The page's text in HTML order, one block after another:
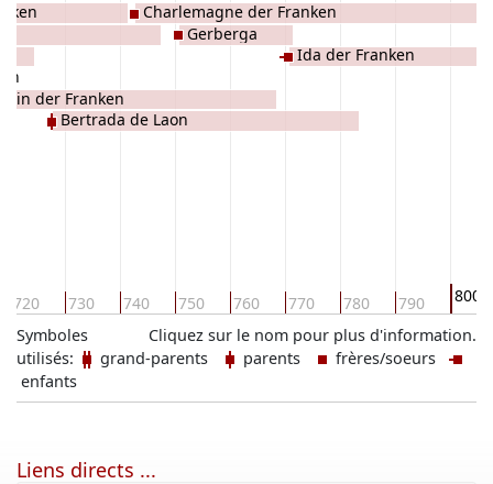
720 730 740 750 760 770 780 790 800
der Franken
Bertrada de Laon
Charlemagne der Franken
Gerberga
Ida der Franken
Cliquez sur le nom pour plus d'information.
Symboles
utilisés:
grand-parents parents
frères/soeurs
enfants
Liens directs ...